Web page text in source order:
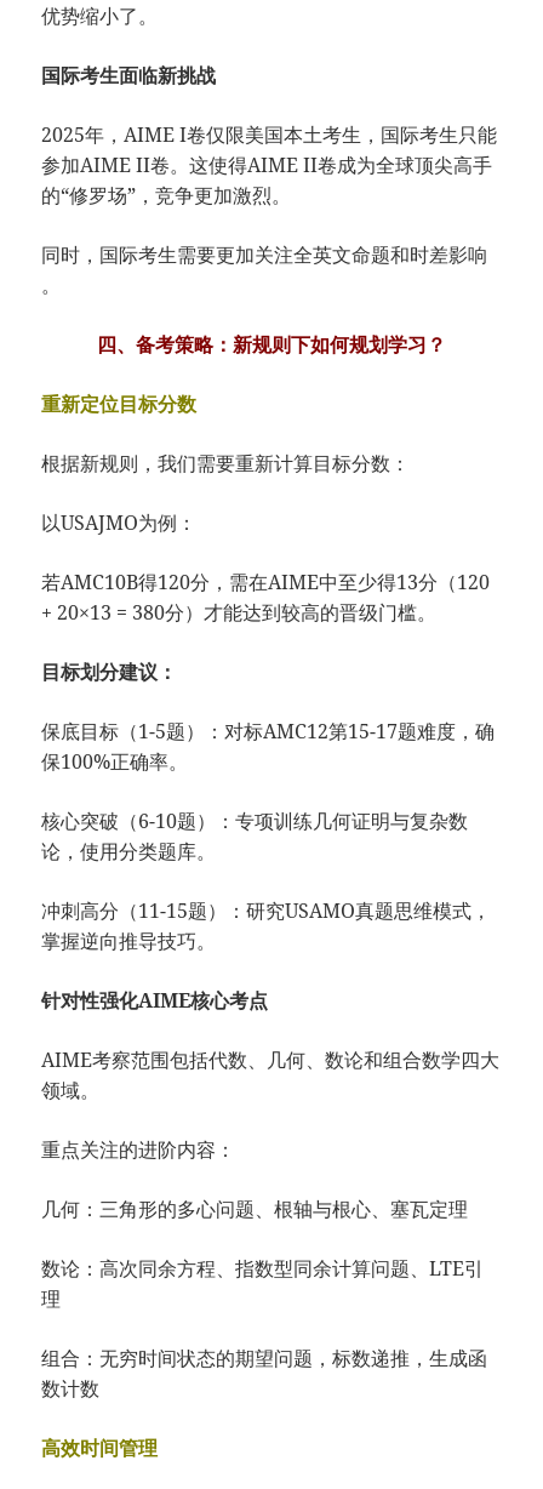
优势缩小了。
国际考生面临新挑战
2025年，AIME I卷仅限美国本土考生，国际考生只能
参加AIME II卷。这使得AIME II卷成为​​全球顶尖高手
的“修罗场”​​，竞争更加激烈。
同时，国际考生需要更加关注​​全英文命题和时差影响​​
。
四、备考策略：新规则下如何规划学习？
重新定位目标分数
根据新规则，我们需要重新计算目标分数：
​​以USAJMO为例：​​
若AMC10B得120分，需在AIME中至少得13分（120
+ 20×13 = 380分）才能达到较高的晋级门槛。
​​目标划分建议：​​
​​保底目标（1-5题）​​：对标AMC12第15-17题难度，确
保100%正确率。
​​核心突破（6-10题）​​：专项训练几何证明与复杂数
论，使用分类题库。
​​冲刺高分（11-15题）​​：研究USAMO真题思维模式，
掌握逆向推导技巧。
针对性强化AIME核心考点
AIME考察范围包括代数、几何、数论和组合数学四大
领域。
​​重点关注的进阶内容：​​
​​几何​​：三角形的多心问题、根轴与根心、塞瓦定理
​​数论​​：高次同余方程、指数型同余计算问题、LTE引
理
​​组合​​：无穷时间状态的期望问题，标数递推，生成函
数计数
高效时间管理